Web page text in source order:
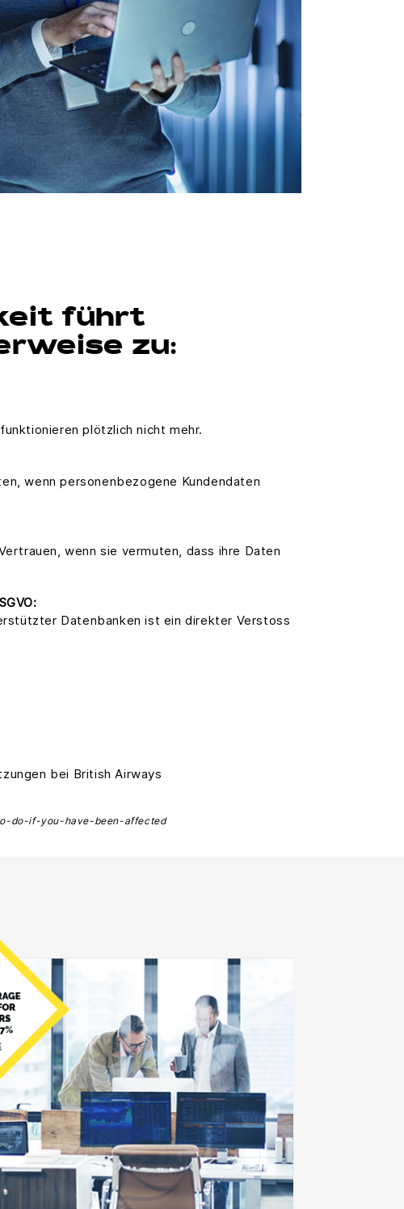
führt
zu:
plötzlich nicht mehr.
wenn personenbezogene Kundendaten
wenn sie vermuten, dass ihre Daten
Datenbanken ist ein direkter Verstoss
bei British Airways
do-if-you-have-been-affected